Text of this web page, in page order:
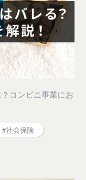
コンビニ事業にお
#社会保険